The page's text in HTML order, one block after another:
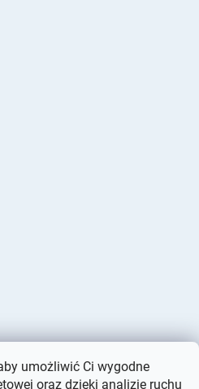
umożliwić Ci wygodne
oraz dzięki analizie ruchu